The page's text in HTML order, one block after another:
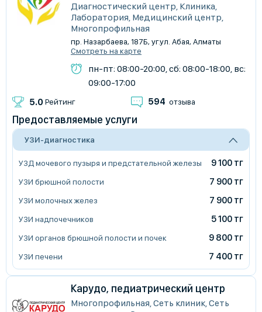
Диагностический центр, Клиника,
Лаборатория, Медицинский центр,
Многопрофильная
пр. Назарбаева, 187Б, уг.ул. Абая, Алматы
Смотреть на карте
пн-пт: 08:00-20:00, сб: 08:00-18:00, вс:
09:00-17:00
5.0 Рейтинг 594 отзыва
Предоставляемые услуги
УЗИ-диагностика
УЗД мочевого пузыря и предстательной железы 9 100 тг
УЗИ брюшной полости 7 900 тг
УЗИ молочных желез 7 900 тг
УЗИ надпочечников 5 100 тг
УЗИ органов брюшной полости и почек 9 800 тг
УЗИ печени 7 400 тг
Карудо, педиатрический центр
Многопрофильная, Сеть клиник, Сеть